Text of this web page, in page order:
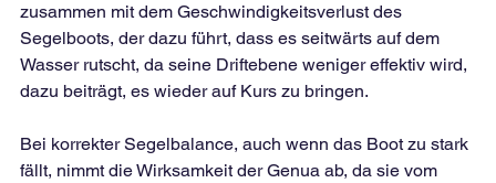
zusammen mit dem Geschwindigkeitsverlust des
Segelboots, der dazu führt, dass es seitwärts auf dem
Wasser rutscht, da seine Driftebene weniger effektiv wird,
dazu beiträgt, es wieder auf Kurs zu bringen.
Bei korrekter Segelbalance, auch wenn das Boot zu stark
fällt, nimmt die Wirksamkeit der Genua ab, da sie vom